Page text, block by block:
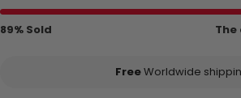
89% Sold
FreeWorldwide